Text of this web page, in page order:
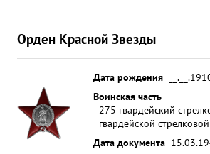
Орден Красной Звезды
Дата рождения
Воинская часть
275 гвардейский
гвардейской
Дата документа